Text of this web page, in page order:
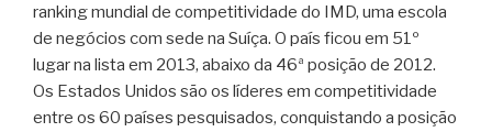
ranking mundial de competitividade do IMD, uma escola
de negócios com sede na Suíça. O país ficou em 51º
lugar na lista em 2013, abaixo da 46ª posição de 2012.
Os Estados Unidos são os líderes em competitividade
entre os 60 países pesquisados, conquistando a posição